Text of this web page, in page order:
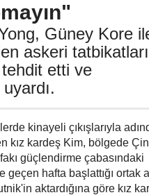
Güney Kore
askeri tatbikatları
tehdit etti ve
kinayeli çıkışlarıyla
kız kardeş Kim, bölgede
güçlendirme çabasındaki
hafta başlattığı ortak
aktardığına göre kız